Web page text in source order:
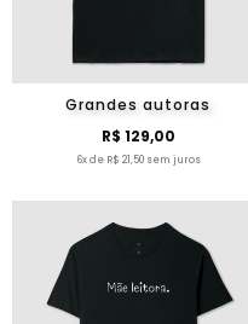
Grandes autoras
R$ 129,00
6x de R$ 21,50 sem juros